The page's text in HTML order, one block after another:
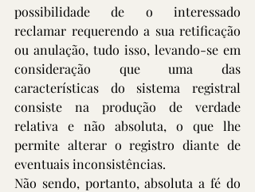
possibilidade de o interessado
reclamar requerendo a sua retificação
ou anulação, tudo isso, levando-se em
consideração que uma das
características do sistema registral
consiste na produção de verdade
relativa e não absoluta, o que lhe
permite alterar o registro diante de
eventuais inconsistências.
Não sendo, portanto, absoluta a fé do